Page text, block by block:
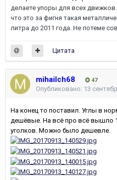
делаете упоры для всех
что это за фигня такая
литра до 2011 года. Не потеме
Цитата
mihailch68 47
Опубликовано: 13
На конец то поставил. Углы в
дешёвые. На всё про всё вышло
уголков. Можно было дешевле.